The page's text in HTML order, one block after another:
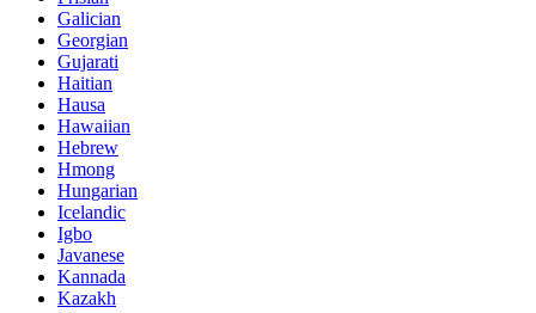
Galician
Georgian
Gujarati
Haitian
Hausa
Hawaiian
Hebrew
Hmong
Hungarian
Icelandic
Igbo
Javanese
Kannada
Kazakh